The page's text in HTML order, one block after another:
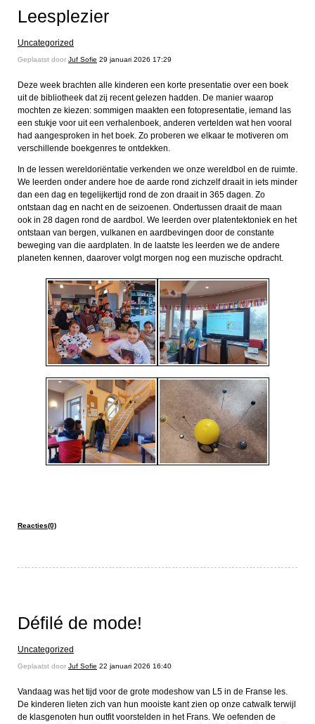
Leesplezier
Uncategorized
Geplaatst door Juf Sofie 29 januari 2026 17:29
Deze week brachten alle kinderen een korte presentatie over een boek
uit de bibliotheek dat zij recent gelezen hadden. De manier waarop
mochten ze kiezen: sommigen maakten een fotopresentatie, iemand las
een stukje voor uit een verhalenboek, anderen vertelden wat hen vooral
had aangesproken in het boek. Zo proberen we elkaar te motiveren om
verschillende boekgenres te ontdekken.
In de lessen wereldoriëntatie verkenden we onze wereldbol en de ruimte.
We leerden onder andere hoe de aarde rond zichzelf draait in iets minder
dan een dag en tegelijkertijd rond de zon draait in 365 dagen. Zo
ontstaan dag en nacht en de seizoenen. Ondertussen draait de maan
ook in 28 dagen rond de aardbol. We leerden over platentektoniek en het
ontstaan van bergen, vulkanen en aardbevingen door de constante
beweging van die aardplaten. In de laatste les leerden we de andere
planeten kennen, daarover volgt morgen nog een muzische opdracht.
Reacties(0)
Défilé de mode!
Uncategorized
Geplaatst door Juf Sofie 22 januari 2026 16:40
Vandaag was het tijd voor de grote modeshow van L5 in de Franse les.
De kinderen lieten zich van hun mooiste kant zien op onze catwalk terwijl
de klasgenoten hun outfit voorstelden in het Frans. We oefenden de